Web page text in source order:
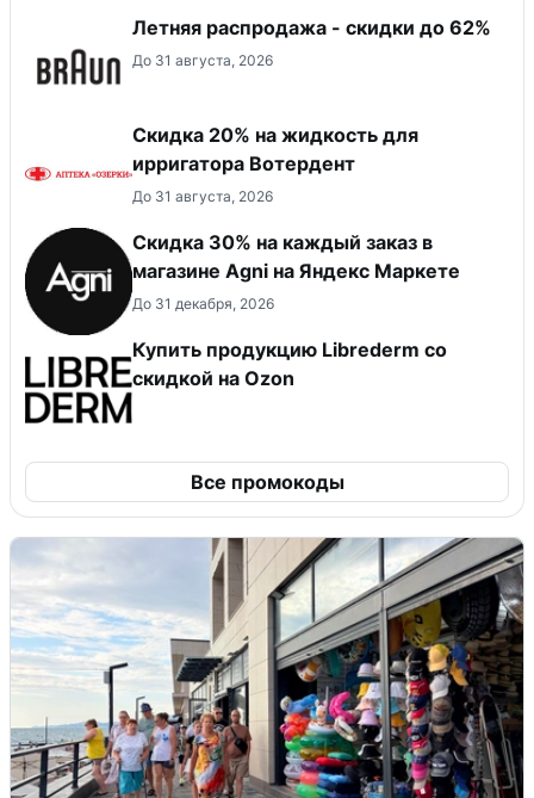
Летняя распродажа - скидки до 62%
До 31 августа, 2026
Скидка 20% на жидкость для
ирригатора Вотердент
До 31 августа, 2026
Скидка 30% на каждый заказ в
магазине Agni на Яндекс Маркете
До 31 декабря, 2026
Купить продукцию Librederm со
скидкой на Ozon
Все промокоды